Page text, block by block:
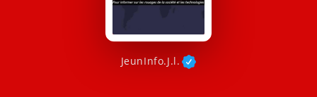
JeunInfo.J.l.